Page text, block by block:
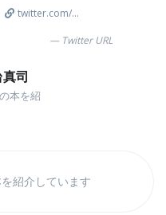
twitter.com/...
Twitter URL
司
本を紹
紹介しています